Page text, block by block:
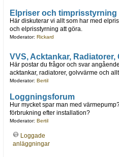
Elpriser och timprisstyrning
Här diskuterar vi allt som har med
och elprisstyrning att göra.
Moderator: Rickard
VVS, Acktankar, Radiatorer,
Här postar du frågor och svar
acktankar, radiatorer, golvvärme och
Moderator: Bertil
Loggningsforum
Hur mycket spar man med
förbrukning efter installation?
Moderator: Bertil
Loggade
anläggningar